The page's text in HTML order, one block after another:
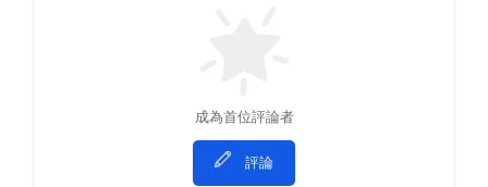
成為首位評論者
評論